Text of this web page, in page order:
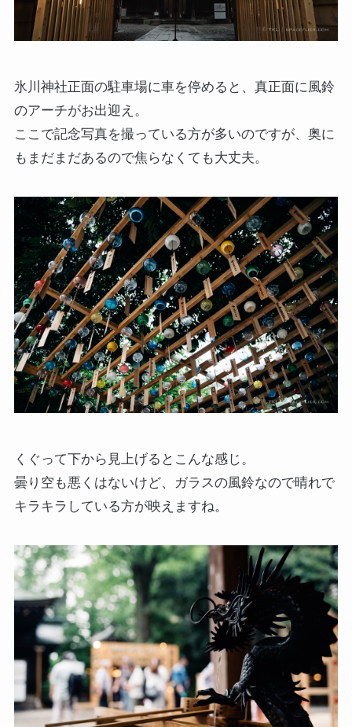
氷川神社正面の駐車場に車を停めると、真正面に風鈴
のアーチがお出迎え。
ここで記念写真を撮っている方が多いのですが、奥に
もまだまだあるので焦らなくても大丈夫。
くぐって下から見上げるとこんな感じ。
曇り空も悪くはないけど、ガラスの風鈴なので晴れで
キラキラしている方が映えますね。